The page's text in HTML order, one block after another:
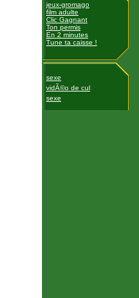
jeux-gromago
film adulte
Clic Gagnant
Ton permis
En 2 minutes
Tune ta caisse !
sexe
vidÃ©o de cul
sexe